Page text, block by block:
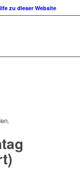
zu dieser Website